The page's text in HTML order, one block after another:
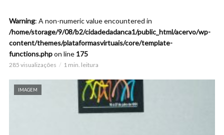
Warning: A non-numeric value encountered in
/home/storage/9/08/b2/cidadedadanca1/public_html/acervo/wp-
content/themes/plataformasvirtuais/core/template-
functions.phpon line 175
285 visualizações 1 min. leitura
IMAGEM